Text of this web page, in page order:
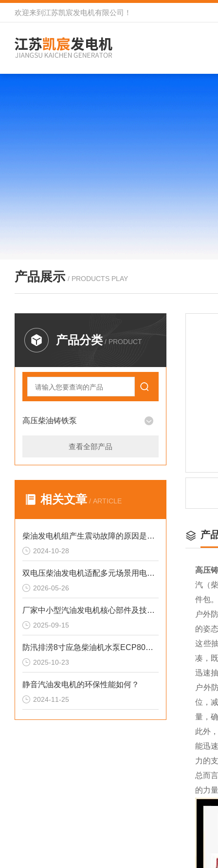
欢迎来到 江苏凯宸发电机有限公司 ！
产品展示 / PRODUCTS PLAY
产品分类 / PRODUCT
高压柴油铸铁泵
查看全部产品
相关文章 / ARTICLE
柴油发电机组产生震动故障的原因是什么？
2024-10-28
双电压柴油发电机适配多元场景用电需求
2026-05-26
厂家中小型汽油发电机核心部件及技术要点
2025-09-15
防汛排涝8寸应急柴油机水泵ECP80ME参数
2025-10-23
静音汽油发电机的环保性能如何？
2024-11-25
产
高压
汽（
件包。
户外
的姿
这些
凑，
迅速
户外
位，
量，
此外
能迅
力的
总而
的力量